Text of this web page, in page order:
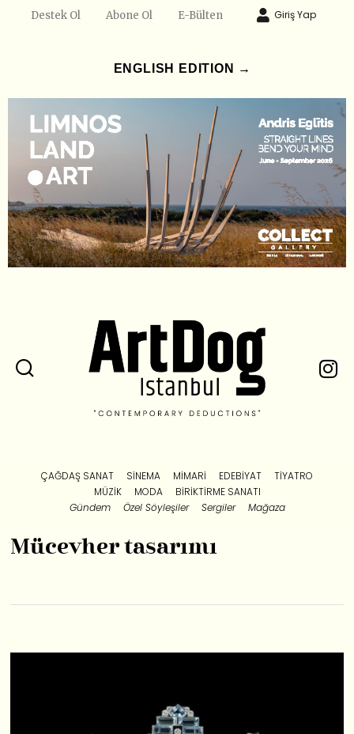
Destek Ol Abone Ol E-Bülten Giriş Yap
ENGLISH EDITION →
ÇAĞDAŞ SANAT SINEMA MIMARI EDEBIYAT
TIYATRO
MÜZIK
MODA
BIRIKTIRME SANATI
Gündem
Özel Söyleşiler Sergiler Mağaza
Mücevher tasarımı